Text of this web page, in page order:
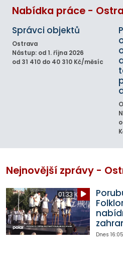
Nabídka práce -
Správci objektů
Ostrava
Nástup: od 1. října 2026
od 31 410 do 40 310 Kč/měsíc
Nejnovější zprávy -
01:33
Dnes 16:05